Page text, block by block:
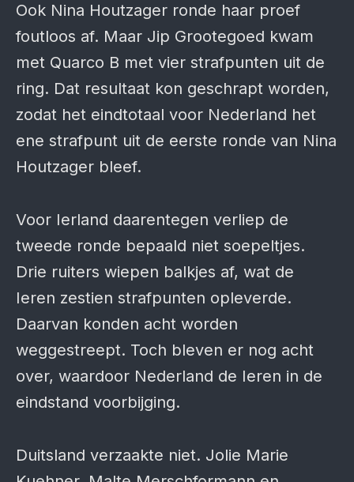
Ook Nina Houtzager ronde haar proef
foutloos af. Maar Jip Grootegoed kwam
met Quarco B met vier strafpunten uit de
ring. Dat resultaat kon geschrapt worden,
zodat het eindtotaal voor Nederland het
ene strafpunt uit de eerste ronde van Nina
Houtzager bleef.
Voor Ierland daarentegen verliep de
tweede ronde bepaald niet soepeltjes.
Drie ruiters wiepen balkjes af, wat de
Ieren zestien strafpunten opleverde.
Daarvan konden acht worden
weggestreept. Toch bleven er nog acht
over, waardoor Nederland de Ieren in de
eindstand voorbijging.
Duitsland verzaakte niet. Jolie Marie